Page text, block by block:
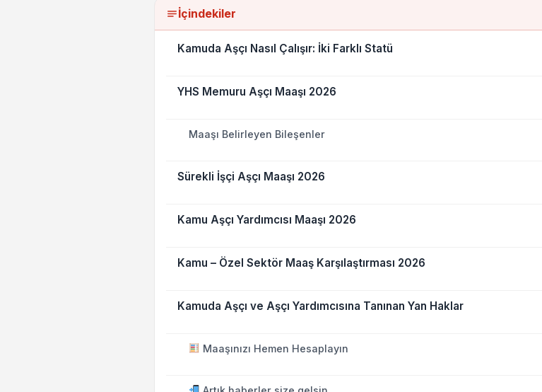
İçindekiler
Kamuda Aşçı Nasıl Çalışır: İki Farklı Statü
YHS Memuru Aşçı Maaşı 2026
Maaşı Belirleyen Bileşenler
Sürekli İşçi Aşçı Maaşı 2026
Kamu Aşçı Yardımcısı Maaşı 2026
Kamu – Özel Sektör Maaş Karşılaştırması 2026
Kamuda Aşçı ve Aşçı Yardımcısına Tanınan Yan Haklar
Maaşınızı Hemen Hesaplayın